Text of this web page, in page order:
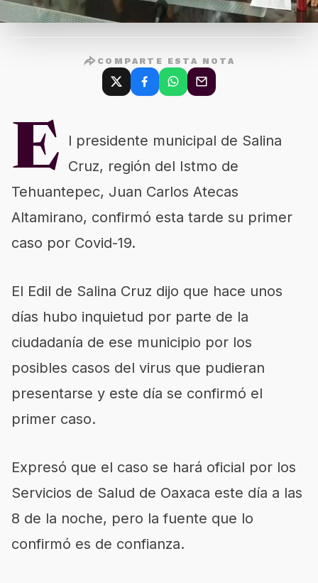
COMPARTE ESTA NOTA
E
l presidente municipal de Salina
Cruz, región del Istmo de
Tehuantepec, Juan Carlos Atecas
Altamirano, confirmó esta tarde su primer
caso por Covid-19.
El Edil de Salina Cruz dijo que hace unos
días hubo inquietud por parte de la
ciudadanía de ese municipio por los
posibles casos del virus que pudieran
presentarse y este día se confirmó el
primer caso.
Expresó que el caso se hará oficial por los
Servicios de Salud de Oaxaca este día a las
8 de la noche, pero la fuente que lo
confirmó es de confianza.